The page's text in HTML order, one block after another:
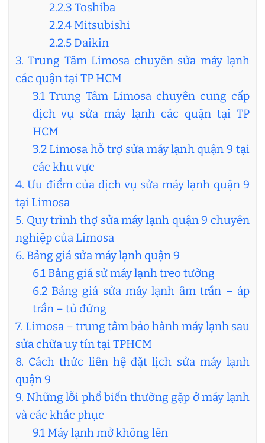
2.2.3 Toshiba
2.2.4 Mitsubishi
2.2.5 Daikin
3. Trung Tâm Limosa chuyên sửa máy lạnh
các quận tại TP HCM
3.1 Trung Tâm Limosa chuyên cung cấp
dịch vụ sửa máy lạnh các quận tại TP
HCM
3.2 Limosa hỗ trợ sửa máy lạnh quận 9 tại
các khu vực
4. Ưu điểm của dịch vụ sửa máy lạnh quận 9
tại Limosa
5. Quy trình thợ sửa máy lạnh quận 9 chuyên
nghiệp của Limosa
6. Bảng giá sửa máy lạnh quận 9
6.1 Bảng giá sử máy lạnh treo tường
6.2 Bảng giá sửa máy lạnh âm trần – áp
trần – tủ đứng
7. Limosa – trung tâm bảo hành máy lạnh sau
sửa chữa uy tín tại TPHCM
8. Cách thức liên hệ đặt lịch sửa máy lạnh
quận 9
9. Những lỗi phổ biến thường gặp ở máy lạnh
và các khắc phục
9.1 Máy lạnh mở không lên